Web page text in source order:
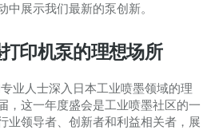
展示我们最新的泵创新。
印机泵的理想场所
业人士深入日本工业喷墨领域的理
，这一年度盛会是工业喷墨社区的一
业领导者、创新者和利益相关者，展